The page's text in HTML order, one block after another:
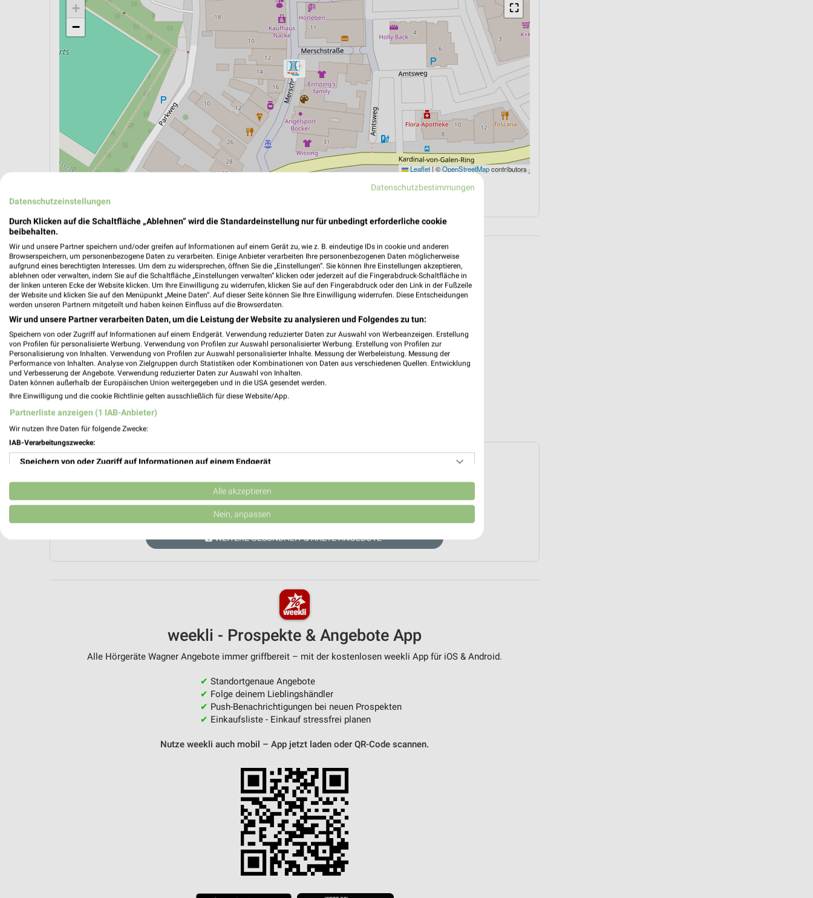
⛶
+
−
Leaflet|©OpenStreetMapcontributors
NAVIGATION MIT GOOGLE/IOS MAPS
Aktuell keine Prospekte vorhanden.
ZUR HÄNDLER-WEBSEITE
WEITERE GESUNDHEIT & ÄRZTE ANGEBOTE
weekli - Prospekte & Angebote App
Alle Hörgeräte Wagner Angebote immer griffbereit – mit der kostenlosen weekli App für iOS & Android.
✔ Standortgenaue Angebote
✔ Folge deinem Lieblingshändler
✔ Push-Benachrichtigungen bei neuen Prospekten
✔ Einkaufsliste - Einkauf stressfrei planen
Nutze weekli auch mobil – App jetzt laden oder QR-Code scannen.
Datenschutzbestimmungen
Datenschutzeinstellungen
Durch Klicken auf die Schaltfläche „Ablehnen“ wird die Standardeinstellung nur für unbedingt erforderliche cookie
beibehalten.
Wir und unsere Partner speichern und/oder greifen auf Informationen auf einem Gerät zu, wie z. B. eindeutige IDs in cookie und anderen
Browserspeichern, um personenbezogene Daten zu verarbeiten. Einige Anbieter verarbeiten Ihre personenbezogenen Daten möglicherweise
aufgrund eines berechtigten Interesses. Um dem zu widersprechen, öffnen Sie die „Einstellungen“. Sie können Ihre Einstellungen akzeptieren,
ablehnen oder verwalten, indem Sie auf die Schaltfläche „Einstellungen verwalten“ klicken oder jederzeit auf die Fingerabdruck-Schaltfläche in
der linken unteren Ecke der Website klicken. Um Ihre Einwilligung zu widerrufen, klicken Sie auf den Fingerabdruck oder den Link in der Fußzeile
der Website und klicken Sie auf den Menüpunkt „Meine Daten“. Auf dieser Seite können Sie Ihre Einwilligung widerrufen. Diese Entscheidungen
werden unseren Partnern mitgeteilt und haben keinen Einfluss auf die Browserdaten.
Wir und unsere Partner verarbeiten Daten, um die Leistung der Website zu analysieren und Folgendes zu tun:
Speichern von oder Zugriff auf Informationen auf einem Endgerät. Verwendung reduzierter Daten zur Auswahl von Werbeanzeigen. Erstellung
von Profilen für personalisierte Werbung. Verwendung von Profilen zur Auswahl personalisierter Werbung. Erstellung von Profilen zur
Personalisierung von Inhalten. Verwendung von Profilen zur Auswahl personalisierter Inhalte. Messung der Werbeleistung. Messung der
Performance von Inhalten. Analyse von Zielgruppen durch Statistiken oder Kombinationen von Daten aus verschiedenen Quellen. Entwicklung
und Verbesserung der Angebote. Verwendung reduzierter Daten zur Auswahl von Inhalten.
Daten können außerhalb der Europäischen Union weitergegeben und in die USA gesendet werden.
Ihre Einwilligung und die cookie Richtlinie gelten ausschließlich für diese Website/App.
Partnerliste anzeigen (1 IAB-Anbieter)
Wir nutzen Ihre Daten für folgende Zwecke:
IAB-Verarbeitungszwecke:
Speichern von oder Zugriff auf Informationen auf einem Endgerät
Verwendung reduzierter Daten zur Auswahl von Werbeanzeigen
Erstellung von Profilen für personalisierte Werbung
Messung der Performance von Inhalten
Analyse von Zielgruppen durch Statistiken oder Kombinationen von Daten aus verschiedenen
Verwendung reduzierter Daten zur Auswahl von Inhalten
Geräte anhand von aktiv angeforderten Informationen identifizieren
Alle akzeptieren
Nein, anpassen